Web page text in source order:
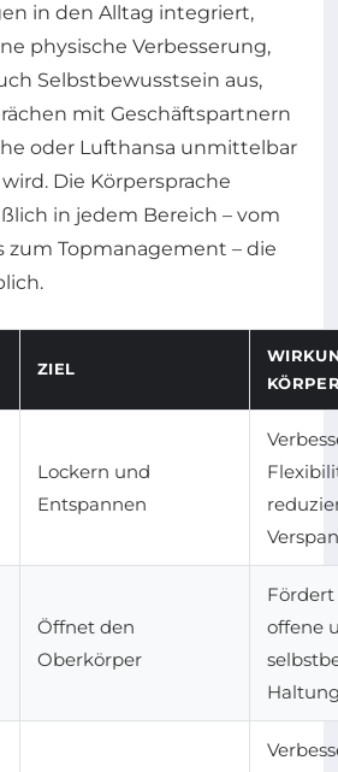
in den Alltag integriert,
physische Verbesserung,
Selbstbewusstsein aus,
mit Geschäftspartnern
oder Lufthansa unmittelbar
Die Körpersprache
in jedem Bereich – vom
zum Topmanagement – die
ZIEL
Lockern und
Entspannen
Öffnet den
Oberkörper
offene